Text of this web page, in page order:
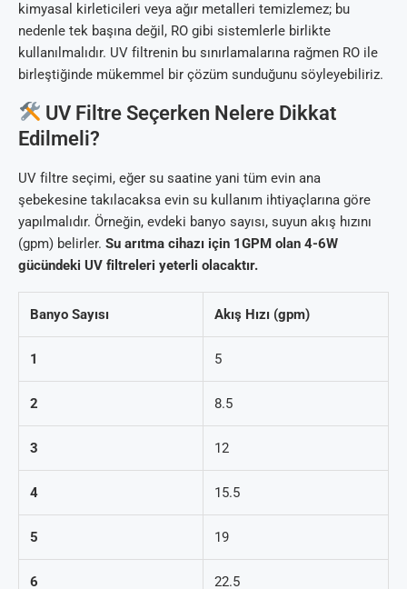
kimyasal kirleticileri veya ağır metalleri temizlemez; bu
nedenle tek başına değil, RO gibi sistemlerle birlikte
kullanılmalıdır. UV filtrenin bu sınırlamalarına rağmen RO ile
birleştiğinde mükemmel bir çözüm sunduğunu söyleyebiliriz.
UV Filtre Seçerken Nelere Dikkat
Edilmeli?
UV filtre seçimi, eğer su saatine yani tüm evin ana
şebekesine takılacaksa evin su kullanım ihtiyaçlarına göre
yapılmalıdır. Örneğin, evdeki banyo sayısı, suyun akış hızını
(gpm) belirler. Su arıtma cihazı için 1GPM olan 4-6W
gücündeki UV filtreleri yeterli olacaktır.
Banyo Sayısı Akış Hızı (gpm)
1 5
2 8.5
3 12
4 15.5
5 19
6 22.5